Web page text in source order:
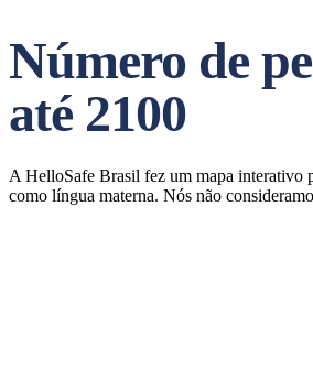
Número de
até 2100
A HelloSafe Brasil fez um mapa interativo
como língua materna. Nós não